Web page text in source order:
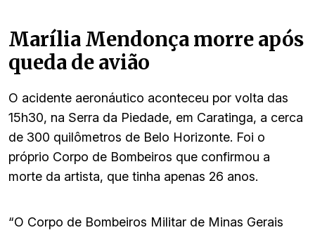
Marília Mendonça morre após
queda de avião
O acidente aeronáutico aconteceu por volta das
15h30, na Serra da Piedade, em Caratinga, a cerca
de 300 quilômetros de Belo Horizonte. Foi o
próprio Corpo de Bombeiros que confirmou a
morte da artista, que tinha apenas 26 anos.
“O Corpo de Bombeiros Militar de Minas Gerais